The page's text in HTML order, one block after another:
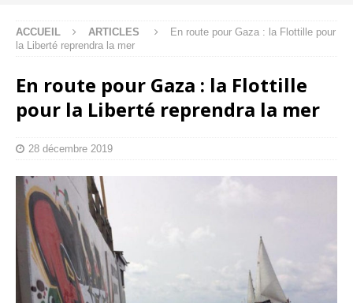
ACCUEIL ARTICLES
En route pour Gaza : la Flottille pour
la Liberté reprendra la mer
En route pour Gaza : la Flottille
pour la Liberté reprendra la mer
28 décembre 2019